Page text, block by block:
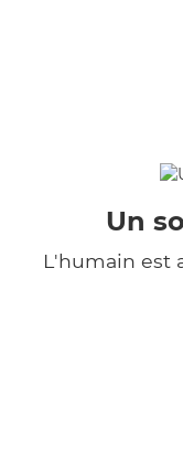
Un
L'humain est